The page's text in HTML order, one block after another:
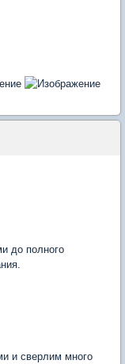
до полного
и сверлим много